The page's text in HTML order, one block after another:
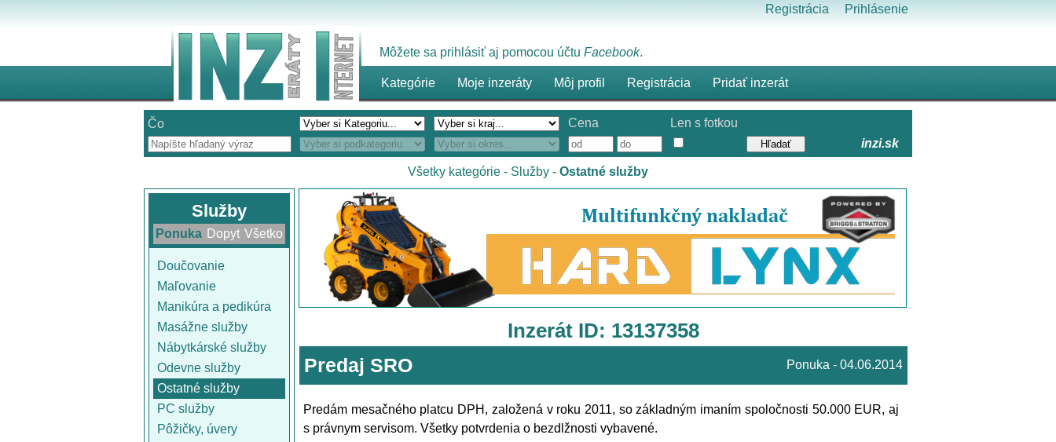
Registrácia Prihlásenie
Môžete sa prihlásiť aj pomocou účtu Facebook.
Kategórie Moje inzeráty Môj profil Registrácia Pridať inzerát
Čo Cena
Len s fotkou
inzi.sk
Všetky kategórie - Služby - Ostatné služby
Služby
Ponuka Dopyt Všetko
Doučovanie
Maľovanie
Manikúra a pedikúra
Masážne služby
Nábytkárské služby
Odevne služby
Ostatné služby
PC služby
Pôžičky, úvery
Inzerát ID: 13137358
Predaj SRO
Ponuka - 04.06.2014
Predám mesačného platcu DPH, založená v roku 2011, so základným imaním spoločnosti 50.000 EUR, aj
s právnym servisom. Všetky potvrdenia o bezdlžnosti vybavené.